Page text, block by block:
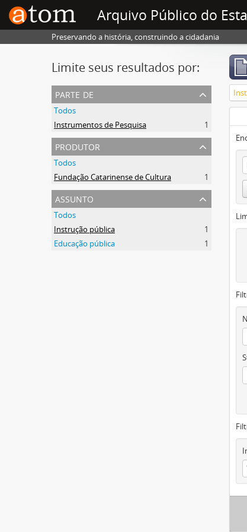
Arquivo Público do
Preservando a história, construindo a cidadania
Limite seus resultados por:
parte de
Todos
Instrumentos de Pesquisa
1
produtor
Todos
Fundação Catarinense de Cultura
1
assunto
Todos
Instrução pública
1
Educação pública
1